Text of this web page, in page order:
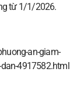
từ 1/1/2026.
an-giam-
4917582.html